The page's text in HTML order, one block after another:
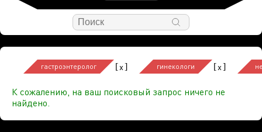
гастроэнтеролог [x] гинекологи [x]
К сожалению, на ваш поисковый запрос ничего не
найдено.